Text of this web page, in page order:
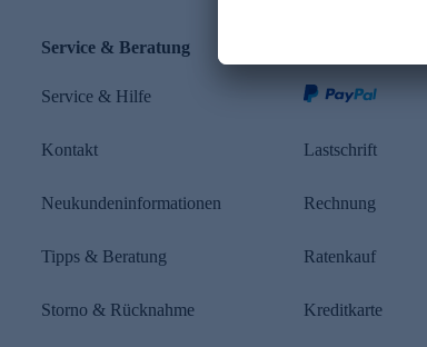
Service & Beratung
Service & Hilfe
Kontakt
Neukundeninformationen
Tipps & Beratung
Storno & Rücknahme
Lastschrift
Rechnung
Ratenkauf
Kreditkarte